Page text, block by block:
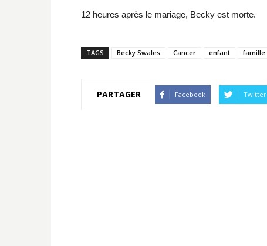
12 heures après le mariage, Becky est morte.
TAGS Becky Swales Cancer enfant famille
PARTAGER Facebook Twitter